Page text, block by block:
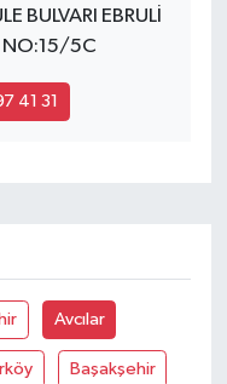
BULVARI EBRULİ
NO:15/5C
41 31
Avcılar
Başakşehir